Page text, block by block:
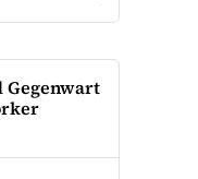
Gegenwart